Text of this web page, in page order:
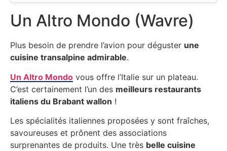
Un Altro Mondo (Wavre)
Plus besoin de prendre l’avion pour déguster une
cuisine transalpine admirable.
Un Altro Mondo vous offre l’Italie sur un plateau.
C’est certainement l’un des meilleurs restaurants
italiens du Brabant wallon !
Les spécialités italiennes proposées y sont fraîches,
savoureuses et prônent des associations
surprenantes de produits. Une très belle cuisine